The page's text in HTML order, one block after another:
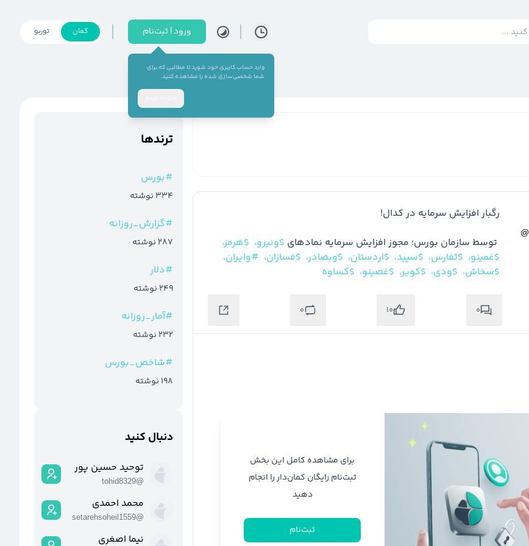
ورود | ثبت‌نام
وارد حساب کاربری خود شوید تا مطالبی که برای
شما شخصی‌سازی شده را مشاهده کنید.
کمان توربو
@
$ونیرو، $هرمز،
$غمینو، $ثفارس، $سپید، $اردستان، $وبصادر، $فسازان، #وایران،
$سخاش، $ودی، $کویر، $غصینو، $کساوه
0
10
0
برای مشاهده کامل این بخش
ثبت‌نام رایگان کمان‌دار را انجام
دهید
ثبت‌نام
ترند‌ها
#بورس
334 نوشته
#گزارش_روزانه
287 نوشته
#دلار
249 نوشته
#آمار_روزانه
232 نوشته
#شاخص_بورس
198 نوشته
دنبال کنید
توحید حسین پور
@
tohid8329
محمد احمدی
@
setarehsoheil1559
نیما اصغری